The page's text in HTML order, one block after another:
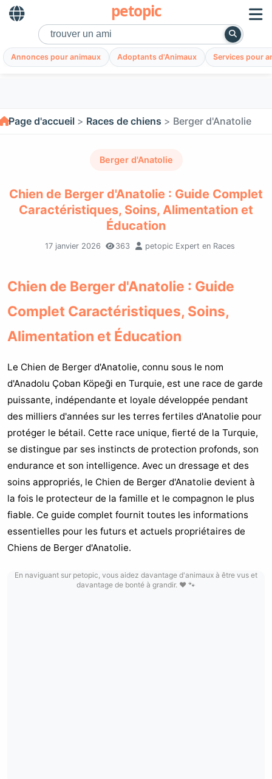
petopic
Annonces pour animaux Adoptants d'Animaux Services pour
Page d'accueil Races de chiens Berger d'Anatolie
Berger d'Anatolie
Chien de Berger d'Anatolie : Guide Complet
Caractéristiques, Soins, Alimentation et
Éducation
17 janvier 2026 363 petopic Expert en Races
Chien de Berger d'Anatolie : Guide
Complet Caractéristiques, Soins,
Alimentation et Éducation
Le Chien de Berger d'Anatolie, connu sous le nom
d'Anadolu Çoban Köpeği en Turquie, est une race de garde
puissante, indépendante et loyale développée pendant
des milliers d'années sur les terres fertiles d'Anatolie pour
protéger le bétail. Cette race unique, fierté de la Turquie,
se distingue par ses instincts de protection profonds, son
endurance et son intelligence. Avec un dressage et des
soins appropriés, le Chien de Berger d'Anatolie devient à
la fois le protecteur de la famille et le compagnon le plus
fiable. Ce guide complet fournit toutes les informations
essentielles pour les futurs et actuels propriétaires de
Chiens de Berger d'Anatolie.
En naviguant sur petopic, vous aidez davantage d'animaux à être vus et
davantage de bonté à grandir. ❤️ 🐾